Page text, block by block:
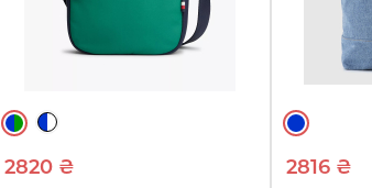
2820 ₴ 2816 ₴